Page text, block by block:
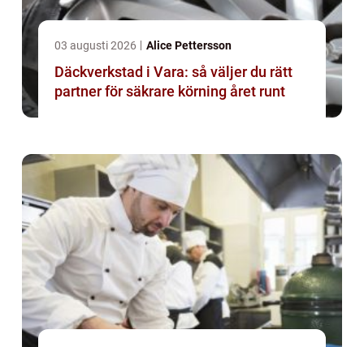
03 augusti 2026 Alice Pettersson
Däckverkstad i Vara: så väljer du rätt
partner för säkrare körning året runt